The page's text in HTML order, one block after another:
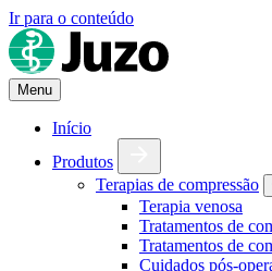
Ir para o conteúdo
Menu
Início
Produtos
Terapias de compressão
Terapia venosa
Tratamentos de
Tratamentos de
Cuidados pós-